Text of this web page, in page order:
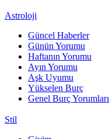
Astroloji
Güncel Haberler
Günün Yorumu
Haftanın Yorumu
Ayın Yorumu
Aşk Uyumu
Yükselen Burç
Genel Burç Yorumları
Stil